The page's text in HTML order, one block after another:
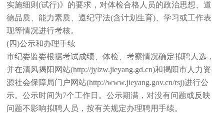
实施细则(试行)》的要求，对体检合格人员的政治思想、道
德品质、能力素质、遵纪守法(含计划生育)、学习或工作表
现等情况进行考核。
(四)公示和办理手续
市纪委监委根据考试成绩、体检、考察情况确定拟聘人选，
并在清风揭阳网站(http://jylzw.jieyang.gd.cn)和揭阳市人力资
源社会保障局门户网站(http://www.jieyang.gov.cn/rsj)进行公
示。公示时间为7个工作日。公示期满，对没有问题或反映
问题不影响拟聘人员，按有关规定办理聘用手续。